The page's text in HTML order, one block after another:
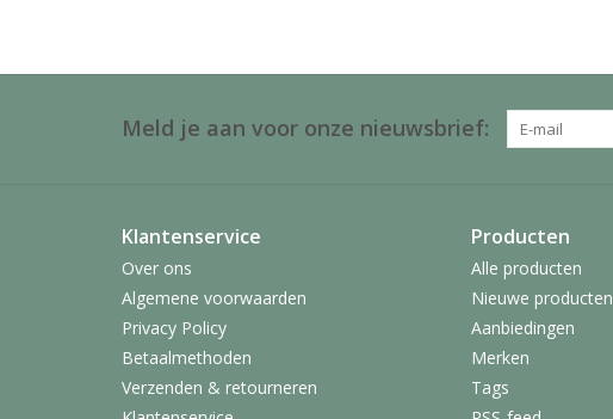
Meld je aan voor onze nieuwsbrief:
Klantenservice
Over ons
Algemene voorwaarden
Privacy Policy
Betaalmethoden
Verzenden & retourneren
Producten
Alle producten
Nieuwe producten
Aanbiedingen
Merken
Tags